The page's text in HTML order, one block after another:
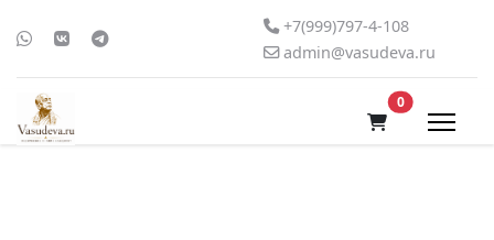
+7(999)797-4-108
admin@vasudeva.ru
0В корзину